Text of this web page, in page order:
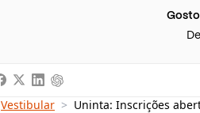
Vestibular > Uninta: Inscrições